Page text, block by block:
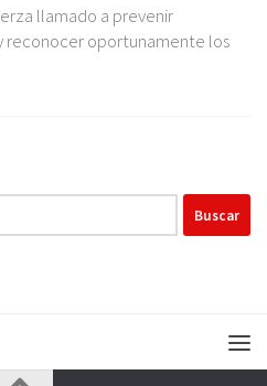
llamado a prevenir
reconocer oportunamente los